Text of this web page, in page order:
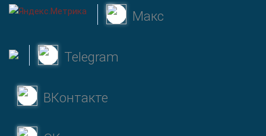
Макс
Telegram
ВКонтакте